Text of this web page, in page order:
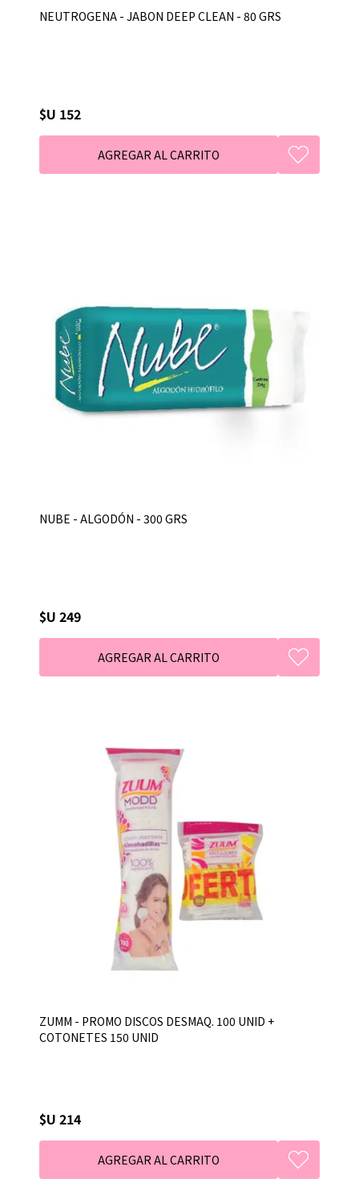
NEUTROGENA - JABON DEEP CLEAN - 80 GRS
$U 152
NUBE - ALGODÓN - 300 GRS
$U 249
ZUMM - PROMO DISCOS DESMAQ. 100 UNID +
COTONETES 150 UNID
$U 214